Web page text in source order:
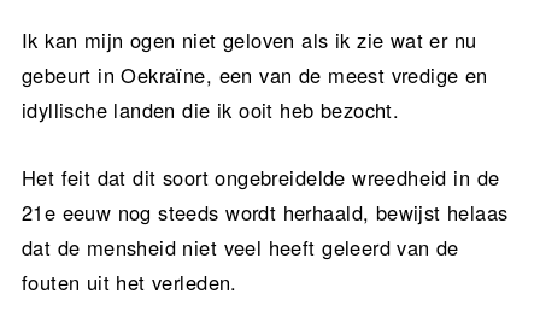
Ik kan mijn ogen niet geloven als ik zie wat er nu
gebeurt in Oekraïne, een van de meest vredige en
idyllische landen die ik ooit heb bezocht.
Het feit dat dit soort ongebreidelde wreedheid in de
21e eeuw nog steeds wordt herhaald, bewijst helaas
dat de mensheid niet veel heeft geleerd van de
fouten uit het verleden.